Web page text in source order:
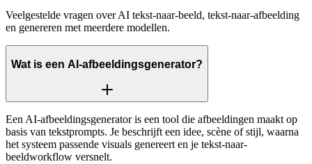
Veelgestelde vragen over AI tekst-naar-beeld, tekst-naar-afbeelding
en genereren met meerdere modellen.
Wat is een AI-afbeeldingsgenerator?
Een AI-afbeeldingsgenerator is een tool die afbeeldingen maakt op
basis van tekstprompts. Je beschrijft een idee, scène of stijl, waarna
het systeem passende visuals genereert en je tekst-naar-
beeldworkflow versnelt.